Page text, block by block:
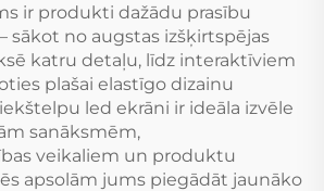
ir produkti dažādu prasību
sākot no augstas izšķirtspējas
katru detaļu, līdz interaktīviem
plašai elastīgo dizainu
led ekrāni ir ideāla izvēle
sanāksmēm,
veikaliem un produktu
apsolām jums piegādāt jaunāko